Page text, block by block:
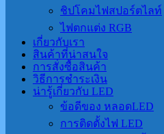
ชิปโคมไฟสปอร์ตไลท์
ไฟตกแต่ง RGB
เกี่ยวกับเรา
สินค้าที่น่าสนใจ
การสั่งซื้อสินค้า
วิธีการชำระเงิน
น่ารู้เกี่ยวกับ LED
ข้อดีของ หลอดLED
การติดตั้งไฟ LED